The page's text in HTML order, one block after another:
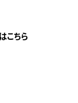
こちら